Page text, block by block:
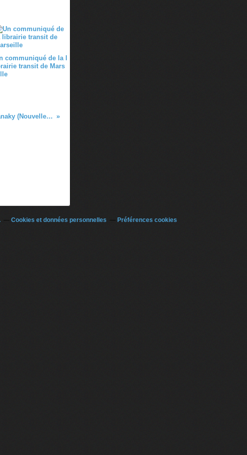
communiqué de la l
transit de Mars
Edition des Chroniques de Kanaky (Nouvelle-Calédonie) d'Hamid Mokaddem
Cookies et données personnelles Préférences cookies